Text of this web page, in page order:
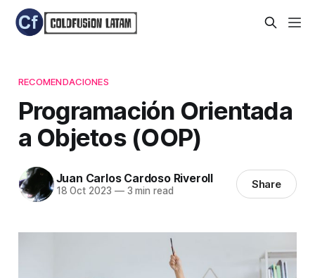
RECOMENDACIONES
Programación Orientada
a Objetos (OOP)
Juan Carlos Cardoso Riveroll
18 Oct 2023 —3 min read Share